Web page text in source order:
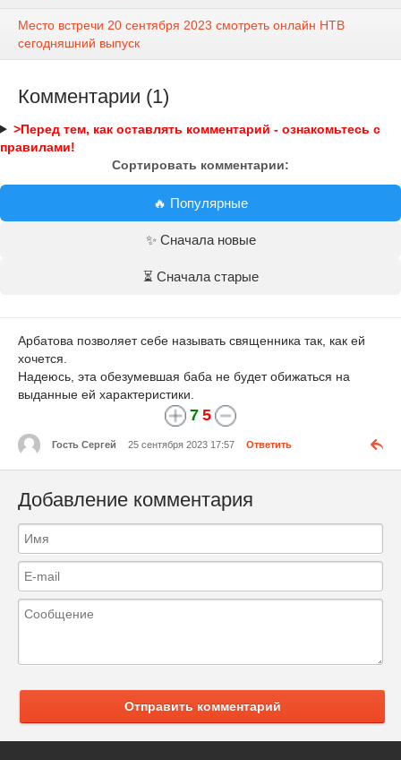
Место встречи 20 сентября 2023 смотреть онлайн НТВ
сегодняшний выпуск
Комментарии (1)
>Перед тем, как оставлять комментарий - ознакомьтесь с
правилами!
Сортировать комментарии:
🔥 Популярные
✨ Сначала новые
⏳ Сначала старые
Арбатова позволяет себе называть священника так, как ей
хочется.
Надеюсь, эта обезумевшая баба не будет обижаться на
выданные ей характеристики.
7 5
Гость Сергей 25 сентября 2023 17:57 Ответить
Добавление комментария
Отправить комментарий